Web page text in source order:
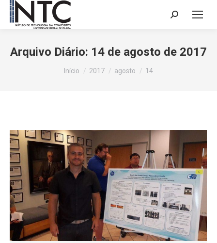
Search:
Arquivo Diário: 14 de agosto de 2017
Você está aqui:
Início 2017 agosto 14